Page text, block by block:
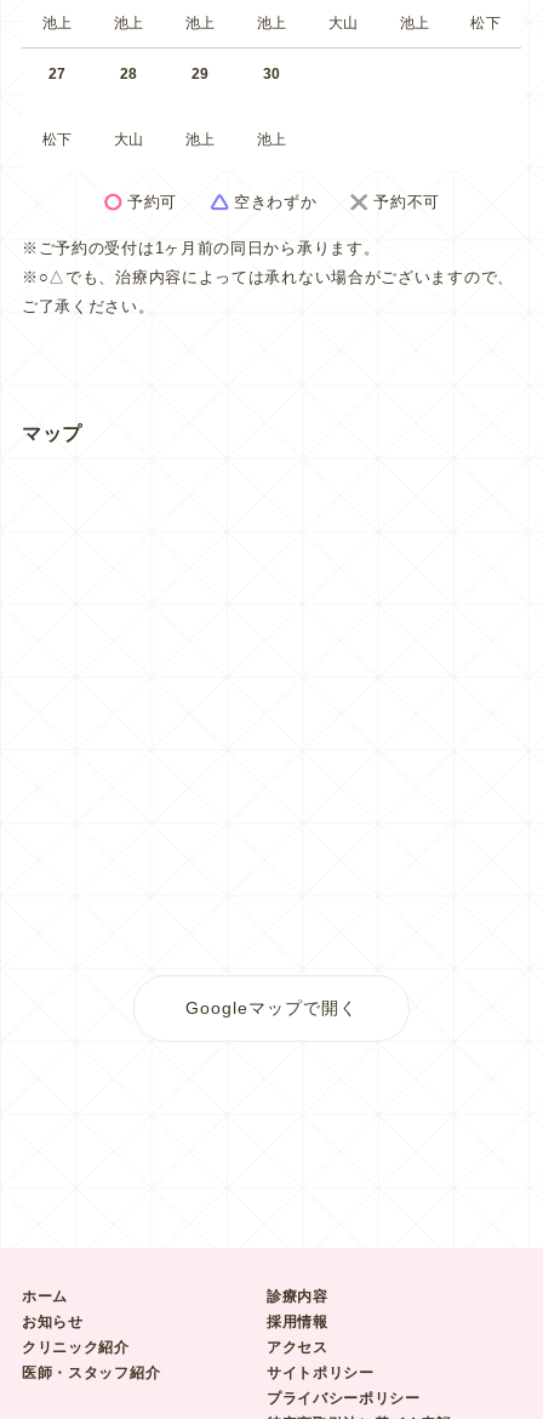
池上 池上 池上 池上 大山 池上 松下
27
松下
28
大山
29
池上
30
池上
予約可 空きわずか 予約不可
※ご予約の受付は1ヶ月前の同日から承ります。
※○△でも、治療内容によっては承れない場合がございますので、
ご了承ください。
マップ
Googleマップで開く
ホーム
お知らせ
クリニック紹介
医師・スタッフ紹介
診療内容
採用情報
アクセス
サイトポリシー
プライバシーポリシー